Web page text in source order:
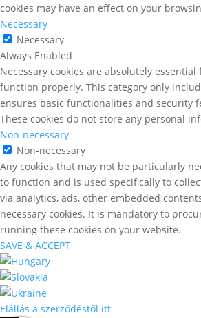
cookies may have an effect on your
Necessary
Necessary
Always Enabled
Necessary cookies are absolutely
function properly. This category only
ensures basic functionalities and security
These cookies do not store any personal
Non-necessary
Non-necessary
Any cookies that may not be particularly
to function and is used specifically to
via analytics, ads, other embedded
necessary cookies. It is mandatory to
running these cookies on your website.
SAVE & ACCEPT
Elállás a szerződéstől itt